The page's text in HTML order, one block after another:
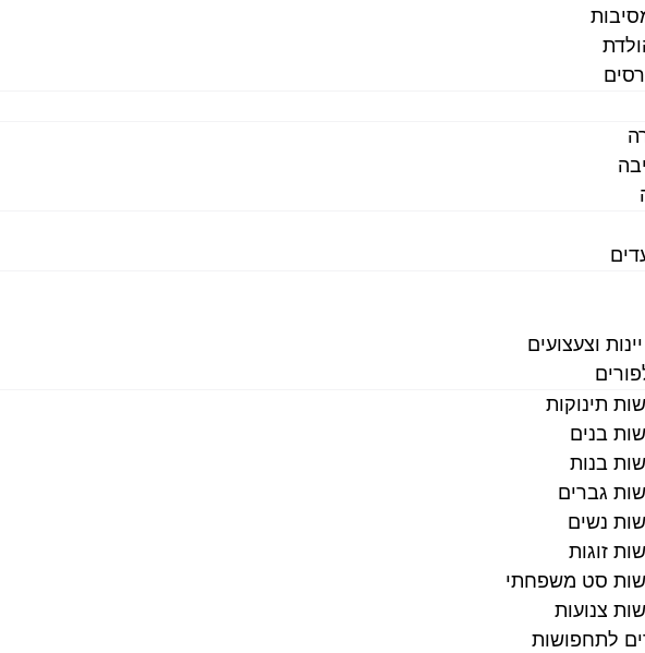
וצעצועים
תינוקות
בנים
בנות
גברים
נשים
זוגות
סט משפחתי
צנועות
לתחפושות